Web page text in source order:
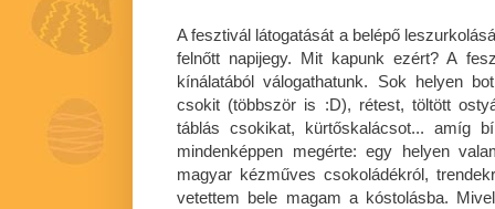
A fesztivál látogatását a belépő
felnőtt napijegy. Mit kapunk ezért? A
kínálatából válogathatunk. Sok helyen
csokit (többször is :D), rétest, töltött
táblás csokikat, kürtőskalácsot... amíg
mindenképpen megérte: egy helyen
magyar kézműves csokoládékról,
vetettem bele magam a kóstolásba.